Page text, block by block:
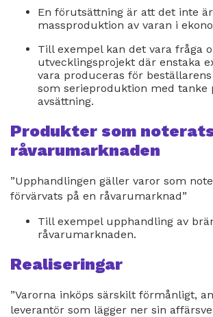
En förutsättning är att det inte
massproduktion av varan i
Till exempel kan det vara fråga
utvecklingsprojekt där enstaka
vara produceras för
som serieproduktion med tanke
avsättning.
Produkter som
råvarumarknaden
”Upphandlingen gäller varor som
förvärvats på en råvarumarknad”
Till exempel upphandling av
råvarumarknaden.
Realiseringar
”Varorna inköps särskilt förmånligt,
leverantör som lägger ner sin